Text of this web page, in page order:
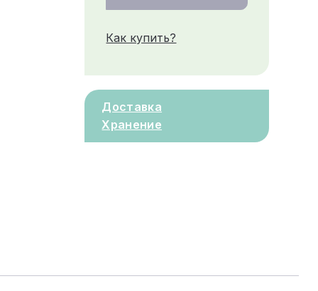
Как купить?
Доставка
Хранение